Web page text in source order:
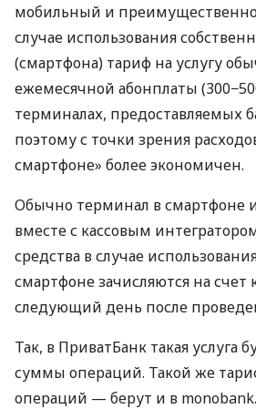
мобильный и
случае использования
(смартфона) тариф на услугу
ежемесячной абонплаты
терминалах, предоставляемых
поэтому с точки зрения
смартфоне» более экономичен.
Обычно терминал в смартфоне
вместе с кассовым
средства в случае
смартфоне зачисляются на счет
следующий день после
Так, в ПриватБанк такая услуга
суммы операций. Такой же
операций — берут и в